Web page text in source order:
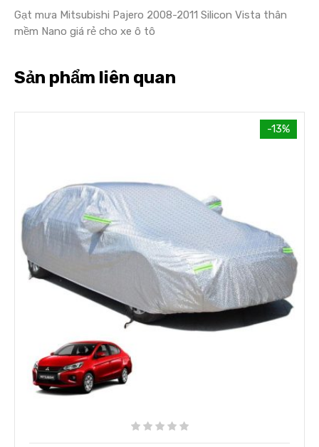
Gạt mưa Mitsubishi Pajero 2008-2011 Silicon Vista thân
mềm Nano giá rẻ cho xe ô tô
Sản phẩm liên quan
-13%